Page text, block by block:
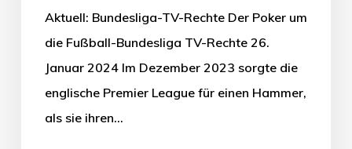
Aktuell: Bundesliga-TV-Rechte Der Poker um
die Fußball-Bundesliga TV-Rechte 26.
Januar 2024 Im Dezember 2023 sorgte die
englische Premier League für einen Hammer,
als sie ihren…